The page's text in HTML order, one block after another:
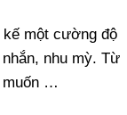
một cường độ
nhu mỳ. Từ
muốn …